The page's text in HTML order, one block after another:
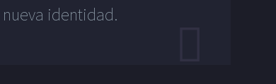
nueva identidad.